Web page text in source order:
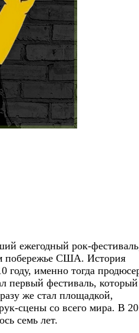
ежегодный рок-
побережье США. История
году, именно тогда
первый фестиваль, который
же стал площадкой,
сцены со всего мира. В
семь лет.